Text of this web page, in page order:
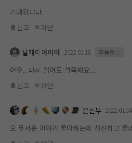
기대됩니다.
신고
차단
탈레이아이아 2022.01.18 작품댓글
어우...다시 읽어도 섬뜩해요...
신고
차단
은신부 2022.01.04
오 무서운 이야기 좋아하는데 참신하고 좋